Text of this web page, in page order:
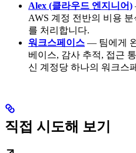
Alex (클라우드 엔지니어)
AWS 계정 전반의 비용
를 처리합니다.
워크스페이스 — 팀에게
베이스, 감사 추적, 접근
신 계정당 하나의 워크스
직접 시도해 보기